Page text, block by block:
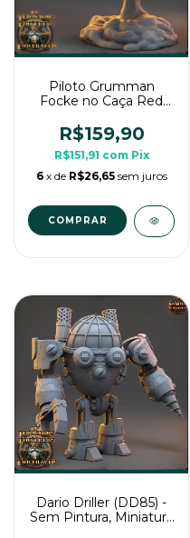
Piloto Grumman
Focke no Caça Red
Miniatura 3D Enorme
Para Rpg de Mesa
R$159,90
R$151,91 com Pix
6 x de R$26,65 sem juros
Dario Driller (DD85) -
Sem Pintura, Miniatura